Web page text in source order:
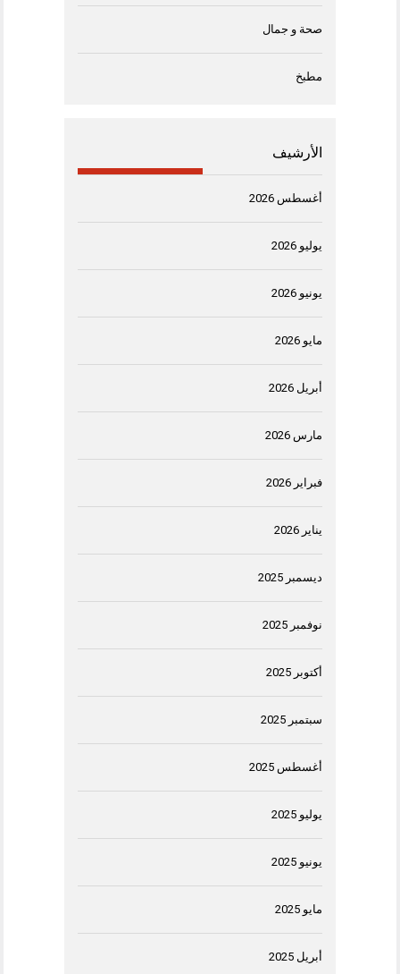
صحة و جمال
مطبخ
الأرشيف
أغسطس 2026
يوليو 2026
يونيو 2026
مايو 2026
أبريل 2026
مارس 2026
فبراير 2026
يناير 2026
ديسمبر 2025
نوفمبر 2025
أكتوبر 2025
سبتمبر 2025
أغسطس 2025
يوليو 2025
يونيو 2025
مايو 2025
أبريل 2025